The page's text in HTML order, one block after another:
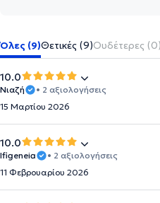
Όλες (9)Θετικές (9)Ουδέτερες (0)
10.0
Νιαζή
• 2 αξιολογήσεις
15 Μαρτίου 2026
10.0
Ifigeneia
• 2 αξιολογήσεις
11 Φεβρουαρίου 2026